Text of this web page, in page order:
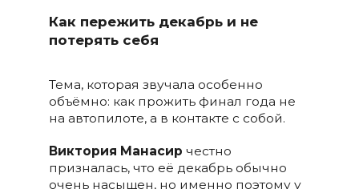
Как пережить декабрь и не
потерять себя
Тема, которая звучала особенно
объёмно: как прожить финал года не
на автопилоте, а в контакте с собой.
Виктория Манасир честно
призналась, что её декабрь обычно
очень насыщен, но именно поэтому у